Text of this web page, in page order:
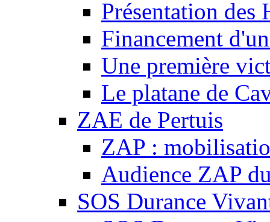
Présentation des
Financement
Une première
Le platane de
ZAE de Pertuis
ZAP :
Audience ZAP
SOS Durance